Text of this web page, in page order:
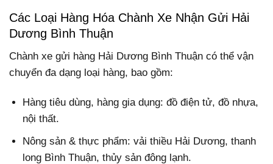
Các Loại Hàng Hóa Chành Xe Nhận Gửi Hải
Dương Bình Thuận
Chành xe gửi hàng Hải Dương Bình Thuận có thể vận
chuyển đa dạng loại hàng, bao gồm:
Hàng tiêu dùng, hàng gia dụng: đồ điện tử, đồ nhựa,
nội thất.
Nông sản & thực phẩm: vải thiều Hải Dương, thanh
long Bình Thuận, thủy sản đông lạnh.